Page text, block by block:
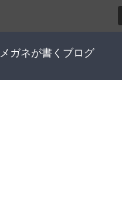
メガネが書くブログ